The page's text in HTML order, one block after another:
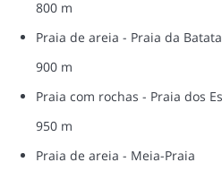
800 m
Praia de areia - Praia da Batata
900 m
Praia com rochas - Praia dos
950 m
Praia de areia - Meia-Praia